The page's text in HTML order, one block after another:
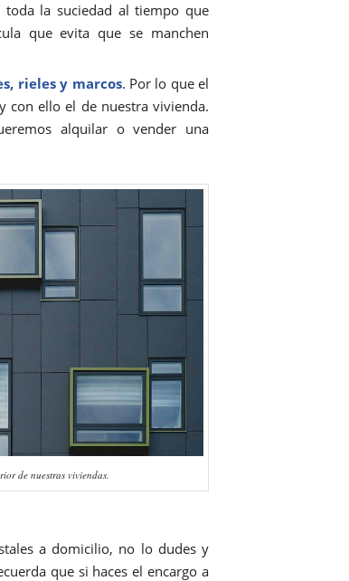
la suciedad al tiempo que
que evita que se manchen
rieles y marcos. Por lo que el
con ello el de nuestra vivienda.
alquilar o vender una
de nuestras viviendas.
a domicilio, no lo dudes y
que si haces el encargo a